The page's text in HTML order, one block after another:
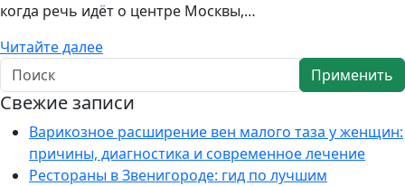
когда речь идёт о центре Москвы,…
Читайте далее
Применить
Свежие записи
Варикозное расширение вен малого таза у женщин:
причины, диагностика и современное лечение
Рестораны в Звенигороде: гид по лучшим